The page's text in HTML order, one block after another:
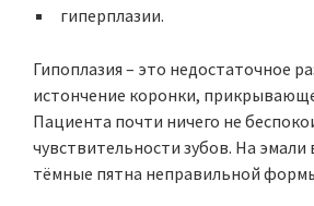
гиперплазии.
Гипоплазия – это недостаточное
истончение коронки,
Пациента почти ничего не
чувствительности зубов. На
тёмные пятна неправильной